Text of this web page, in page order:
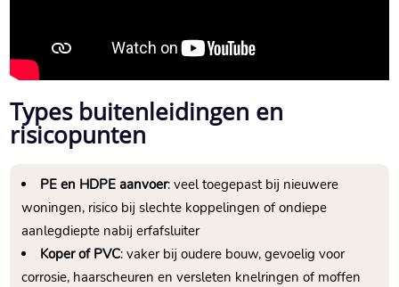
Types buitenleidingen en
risicopunten
PE en HDPE aanvoer: veel toegepast bij nieuwere
woningen, risico bij slechte koppelingen of ondiepe
aanlegdiepte nabij erfafsluiter
Koper of PVC: vaker bij oudere bouw, gevoelig voor
corrosie, haarscheuren en versleten knelringen of moffen